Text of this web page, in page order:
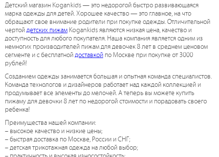
Детский магазин Kogankids — это недорогой быстро развивающаяся
марка одежды для детей. Хорошее качество — это главное, на что
обращают свое внимание родители при покупке одежды. Отличительной
чертойдетских пижам Kogankids являются низкая цена, качество и
доступность для любого покупателя. Наша компания является одним из
немногих производителей пижам для девочек 8 лет в среднем ценовом
сегменте и с бесплатнойдоставкой по Москве при покупке от 3000
рублей!
Созданием одежды занимается большая и опытная команда специалистов.
Команда технологов и дизайнеров работает над каждой коллекцией и
продумывает все элементы до мелочей. А теперь вы можете купить
пижаму для девочки 8 лет по недорогой стоимости и порадовать своего
ребенка!
Преимущества нашей компании:
– высокое качество и низкие цены;
– быстрая доставка по Москве, России и СНГ;
– детская трикотажная одежда на любой выбор;